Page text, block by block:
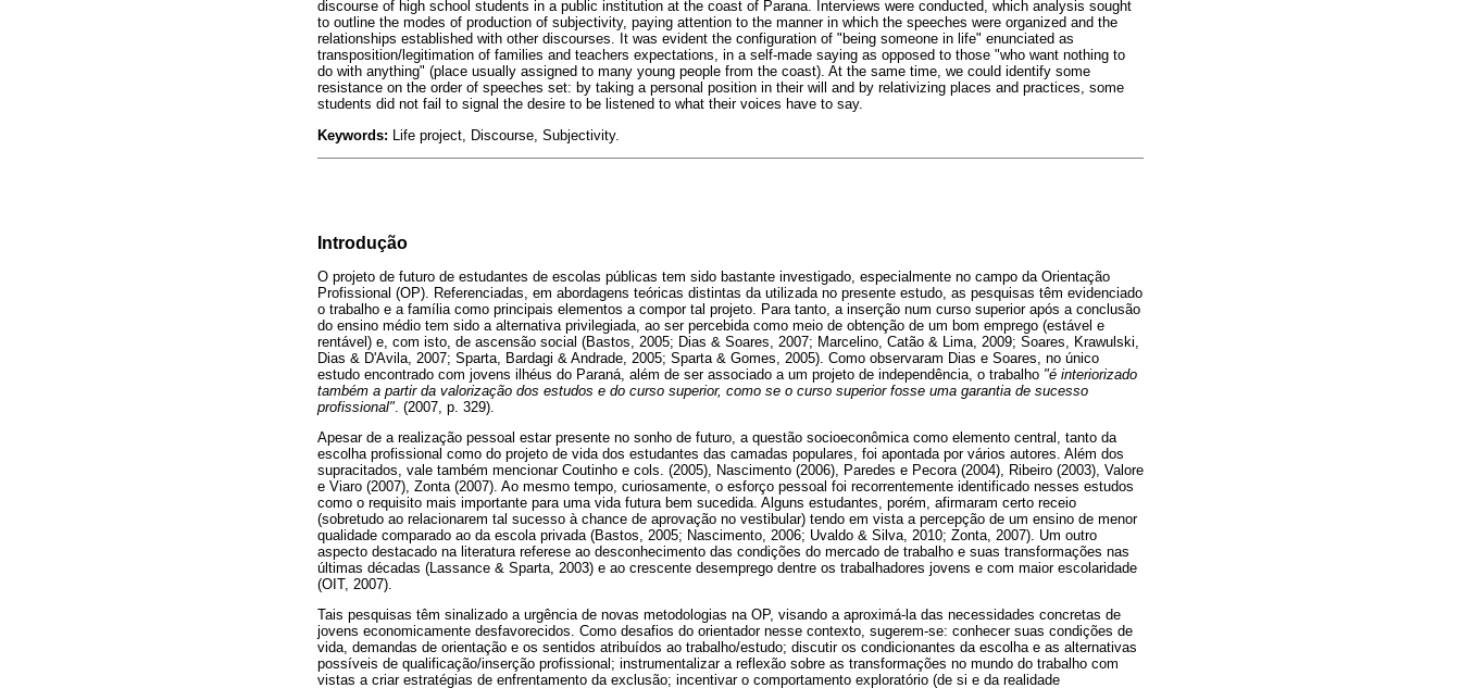
discourse of high school students in a public institution at the coast of Parana. Interviews were conducted, which analysis sought
to outline the modes of production of subjectivity, paying attention to the manner in which the speeches were organized and the
relationships established with other discourses. It was evident the configuration of "being someone in life" enunciated as
transposition/legitimation of families and teachers expectations, in a self-made saying as opposed to those "who want nothing to
do with anything" (place usually assigned to many young people from the coast). At the same time, we could identify some
resistance on the order of speeches set: by taking a personal position in their will and by relativizing places and practices, some
students did not fail to signal the desire to be listened to what their voices have to say.
Keywords: Life project, Discourse, Subjectivity.
Introdução
O projeto de futuro de estudantes de escolas públicas tem sido bastante investigado, especialmente no campo da Orientação
Profissional (OP). Referenciadas, em abordagens teóricas distintas da utilizada no presente estudo, as pesquisas têm evidenciado
o trabalho e a família como principais elementos a compor tal projeto. Para tanto, a inserção num curso superior após a conclusão
do ensino médio tem sido a alternativa privilegiada, ao ser percebida como meio de obtenção de um bom emprego (estável e
rentável) e, com isto, de ascensão social (Bastos, 2005; Dias & Soares, 2007; Marcelino, Catão & Lima, 2009; Soares, Krawulski,
Dias & D'Avila, 2007; Sparta, Bardagi & Andrade, 2005; Sparta & Gomes, 2005). Como observaram Dias e Soares, no único
estudo encontrado com jovens ilhéus do Paraná, além de ser associado a um projeto de independência, o trabalho "é interiorizado
também a partir da valorização dos estudos e do curso superior, como se o curso superior fosse uma garantia de sucesso
profissional" . (2007, p. 329).
Apesar de a realização pessoal estar presente no sonho de futuro, a questão socioeconômica como elemento central, tanto da
escolha profissional como do projeto de vida dos estudantes das camadas populares, foi apontada por vários autores. Além dos
supracitados, vale também mencionar Coutinho e cols. (2005), Nascimento (2006), Paredes e Pecora (2004), Ribeiro (2003), Valore
e Viaro (2007), Zonta (2007). Ao mesmo tempo, curiosamente, o esforço pessoal foi recorrentemente identificado nesses estudos
como o requisito mais importante para uma vida futura bem sucedida. Alguns estudantes, porém, afirmaram certo receio
(sobretudo ao relacionarem tal sucesso à chance de aprovação no vestibular) tendo em vista a percepção de um ensino de menor
qualidade comparado ao da escola privada (Bastos, 2005; Nascimento, 2006; Uvaldo & Silva, 2010; Zonta, 2007). Um outro
aspecto destacado na literatura referese ao desconhecimento das condições do mercado de trabalho e suas transformações nas
últimas décadas (Lassance & Sparta, 2003) e ao crescente desemprego dentre os trabalhadores jovens e com maior escolaridade
(OIT, 2007).
Tais pesquisas têm sinalizado a urgência de novas metodologias na OP, visando a aproximá-la das necessidades concretas de
jovens economicamente desfavorecidos. Como desafios do orientador nesse contexto, sugerem-se: conhecer suas condições de
vida, demandas de orientação e os sentidos atribuídos ao trabalho/estudo; discutir os condicionantes da escolha e as alternativas
possíveis de qualificação/inserção profissional; instrumentalizar a reflexão sobre as transformações no mundo do trabalho com
vistas a criar estratégias de enfrentamento da exclusão; incentivar o comportamento exploratório (de si e da realidade